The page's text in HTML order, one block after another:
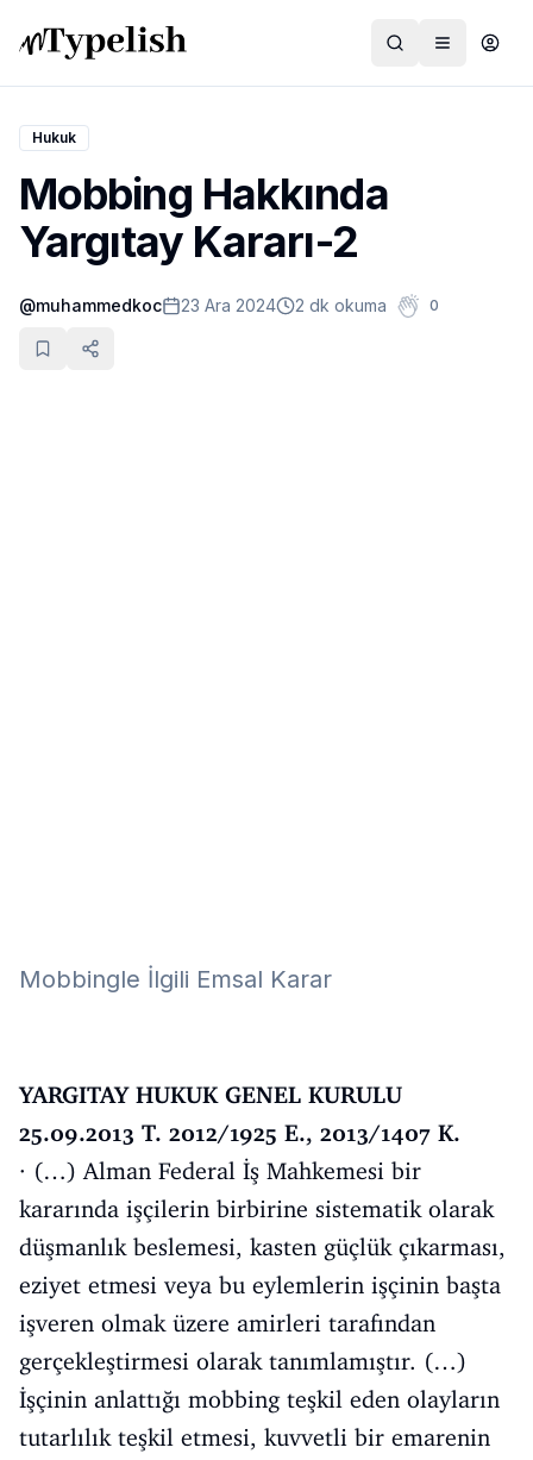
Dünya
Film ve Dizi
Kültür ve Sanat
Sağlık
Hukuk
Mobbing Hakkında
Yargıtay Kararı-2
@muhammedkoc 23 Ara 2024 2 dk okuma 0
Mobbingle İlgili Emsal Karar
YARGITAY HUKUK GENEL KURULU
25.09.2013 T. 2012/1925 E., 2013/1407 K.
· (…) Alman Federal İş Mahkemesi bir
kararında işçilerin birbirine sistematik olarak
düşmanlık beslemesi, kasten güçlük çıkarması,
eziyet etmesi veya bu eylemlerin işçinin başta
işveren olmak üzere amirleri tarafından
gerçekleştirmesi olarak tanımlamıştır. (…)
İşçinin anlattığı mobbing teşkil eden olayların
tutarlılık teşkil etmesi, kuvvetli bir emarenin